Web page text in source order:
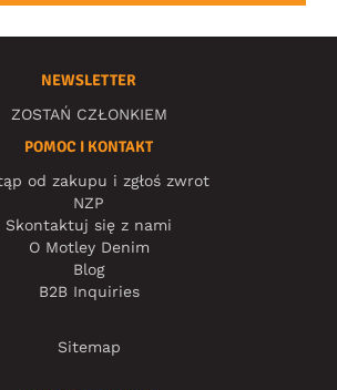
NEWSLETTER
ZOSTAŃ CZŁONKIEM
POMOC I KONTAKT
od zakupu i zgłoś zwrot
NZP
Skontaktuj się z nami
O Motley Denim
Blog
B2B Inquiries
Sitemap